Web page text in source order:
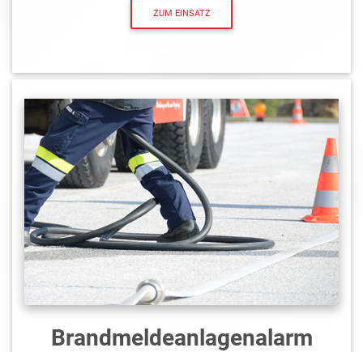
ZUM EINSATZ
Brandmeldeanlagen­alarm